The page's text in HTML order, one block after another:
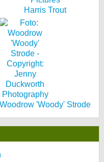
Harris Trout
Woodrow 'Woody' Strode